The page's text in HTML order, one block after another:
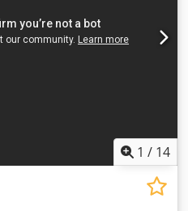
лентове: Ideal BSO - Размери:
кг
1 / 14